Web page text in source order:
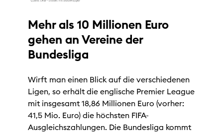
Mehr als 10 Millionen Euro
gehen an Vereine der
Bundesliga
Wirft man einen Blick auf die verschiedenen
Ligen, so erhält die englische Premier League
mit insgesamt 18,86 Millionen Euro (vorher:
41,5 Mio. Euro) die höchsten FIFA-
Ausgleichszahlungen. Die Bundesliga kommt